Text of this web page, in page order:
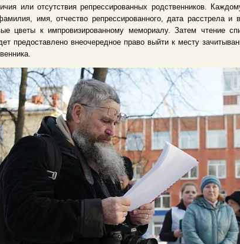
или отсутствия репрессированных родственников.
имя, отчество репрессированного, дата расстрела и
цветы к импровизированному мемориалу. Затем чтение
предоставлено внеочередное право выйти к месту